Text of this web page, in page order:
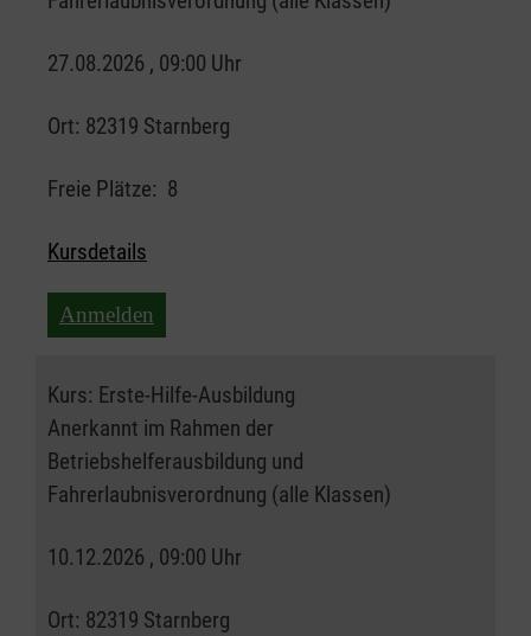
27.08.2026 , 09:00 Uhr
Ort: 82319 Starnberg
Freie Plätze: 8
Kursdetails
Anmelden
Kurs: Erste-Hilfe-Ausbildung
Anerkannt im Rahmen der
Betriebshelferausbildung und
Fahrerlaubnisverordnung (alle Klassen)
10.12.2026 , 09:00 Uhr
Ort: 82319 Starnberg